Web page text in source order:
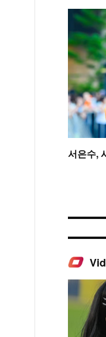
서은수,